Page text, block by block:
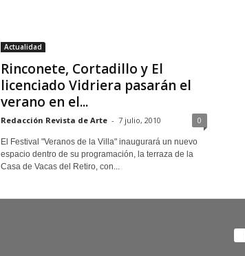
Actualidad
Rinconete, Cortadillo y El
licenciado Vidriera pasarán el
verano en el...
Redacción Revista de Arte - 7 julio, 2010 0
El Festival "Veranos de la Villa" inaugurará un nuevo
espacio dentro de su programación, la terraza de la
Casa de Vacas del Retiro, con...